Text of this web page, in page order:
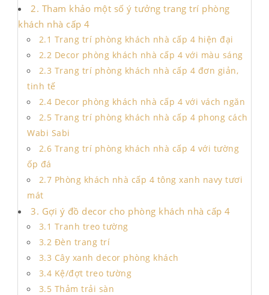
2. Tham khảo một số ý tưởng trang trí phòng
khách nhà cấp 4
2.1 Trang trí phòng khách nhà cấp 4 hiện đại
2.2 Decor phòng khách nhà cấp 4 với màu sáng
2.3 Trang trí phòng khách nhà cấp 4 đơn giản,
tinh tế
2.4 Decor phòng khách nhà cấp 4 với vách ngăn
2.5 Trang trí phòng khách nhà cấp 4 phong cách
Wabi Sabi
2.6 Trang trí phòng khách nhà cấp 4 với tường
ốp đá
2.7 Phòng khách nhà cấp 4 tông xanh navy tươi
mát
3. Gợi ý đồ decor cho phòng khách nhà cấp 4
3.1 Tranh treo tường
3.2 Đèn trang trí
3.3 Cây xanh decor phòng khách
3.4 Kệ/đợt treo tường
3.5 Thảm trải sàn